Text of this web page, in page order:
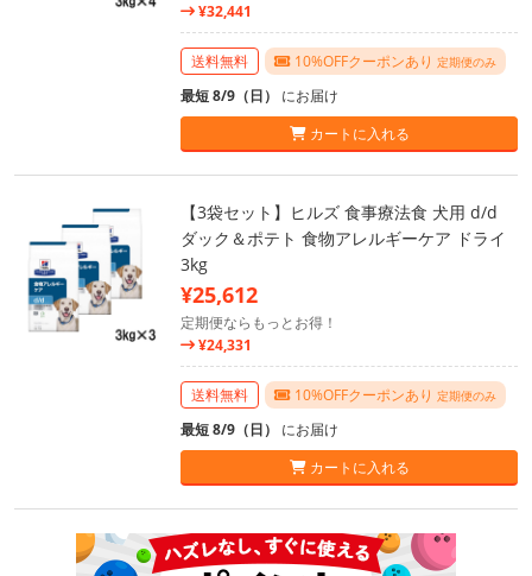
¥32,441
送料無料 10%OFFクーポンあり 定期便のみ
最短 8/9（日） にお届け
カートに入れる
【3袋セット】ヒルズ 食事療法食 犬用 d/d
ダック＆ポテト 食物アレルギーケア ドライ
3kg
¥25,612
定期便ならもっとお得！
¥24,331
送料無料 10%OFFクーポンあり 定期便のみ
最短 8/9（日） にお届け
カートに入れる